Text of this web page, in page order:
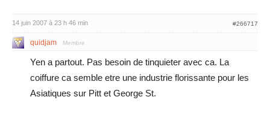
14 juin 2007 à 23 h 46 min #266717
quidjam Membre
Yen a partout. Pas besoin de tinquieter avec ca. La
coiffure ca semble etre une industrie florissante pour les
Asiatiques sur Pitt et George St.